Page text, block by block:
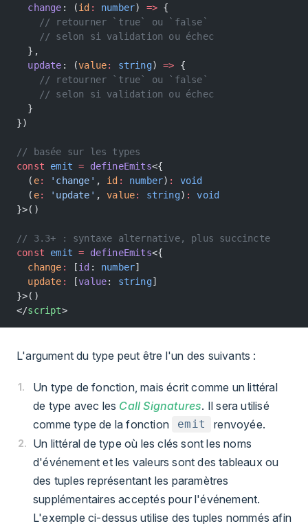
  change
: (id : number) => {
    // retourner `true` ou `false`
    // selon si validation ou échec
  },
  update
: (value: string) => {
    // retourner `true` ou `false`
    // selon si validation ou échec
  }
})
// basée sur les types
const emit = defineEmits<{
  (
e: 'change' , id : number) :
void
  (
e: 'update' , value: string) :
void
}>()
// 3.3+ : syntaxe alternative, plus succincte
const emit = defineEmits<{
  change
: [id : number]
  update
: [value: string]
}>()
</script>
L'argument du type peut être l'un des suivants :
Un type de fonction, mais écrit comme un littéral
de type avec les Call Signatures. Il sera utilisé
comme type de la fonction
emit
renvoyée.
Un littéral de type où les clés sont les noms
d'événement et les valeurs sont des tableaux ou
des tuples représentant les paramètres
supplémentaires acceptés pour l'événement.
L'exemple ci-dessus utilise des tuples nommés afin